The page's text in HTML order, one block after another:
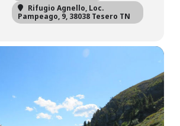
Rifugio Agnello, Loc.
Pampeago, 9, 38038 Tesero TN